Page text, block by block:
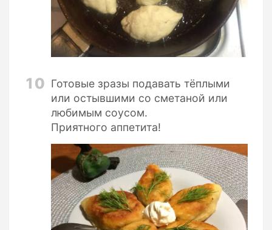
10 Готовые зразы подавать тёплыми
или остывшими со сметаной или
любимым соусом.
Приятного аппетита!